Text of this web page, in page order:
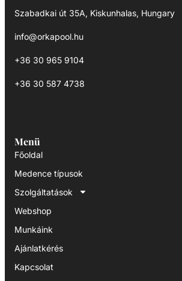
Szabadkai út 35A, Kiskunhalas, Hungary
info@orkapool.hu
+36 30 965 9104
+36 30 587 4738
Menü
Főoldal
Medence típusok
Szolgáltatások
Webshop
Munkáink
Ajánlatkérés
Kapcsolat